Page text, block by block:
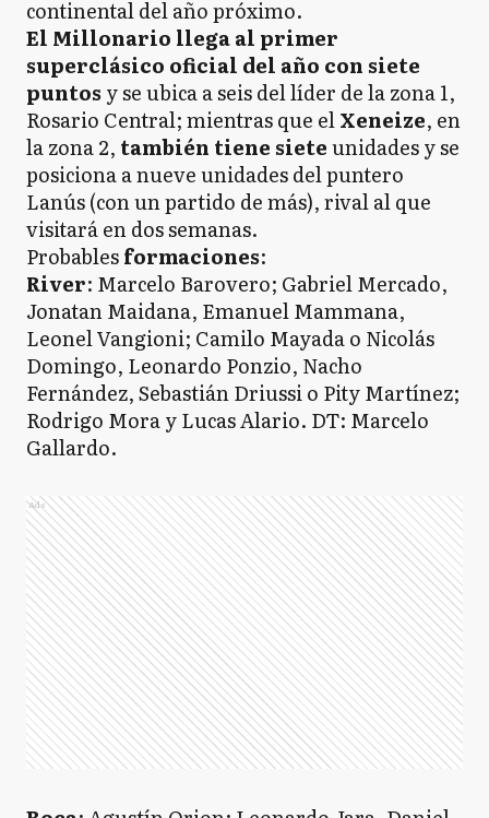
continental del año próximo.
El Millonario llega al primer
superclásico oficial del año con siete
puntos y se ubica a seis del líder de la zona 1,
Rosario Central; mientras que elXeneize, en
la zona 2, también tiene sieteunidades y se
posiciona a nueve unidades del puntero
Lanús (con un partido de más), rival al que
visitará en dos semanas.
Probablesformaciones:
River: Marcelo Barovero; Gabriel Mercado,
Jonatan Maidana, Emanuel Mammana,
Leonel Vangioni; Camilo Mayada o Nicolás
Domingo, Leonardo Ponzio, Nacho
Fernández, Sebastián Driussi o Pity Martínez;
Rodrigo Mora y Lucas Alario. DT: Marcelo
Gallardo.
Ads